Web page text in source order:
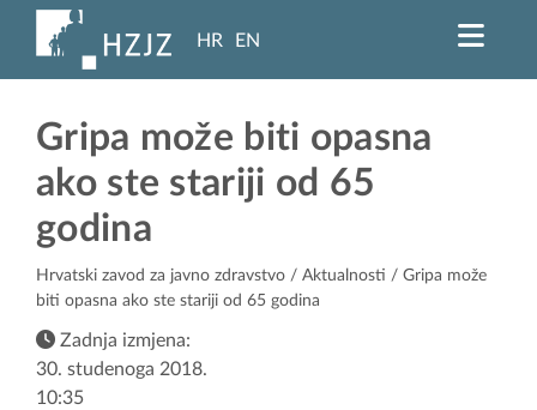
HR EN
Gripa može biti opasna
ako ste stariji od 65
godina
Hrvatski zavod za javno zdravstvo / Aktualnosti / Gripa može
biti opasna ako ste stariji od 65 godina
Zadnja izmjena:
30. studenoga 2018.
10:35